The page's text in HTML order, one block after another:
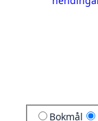
Bokmål